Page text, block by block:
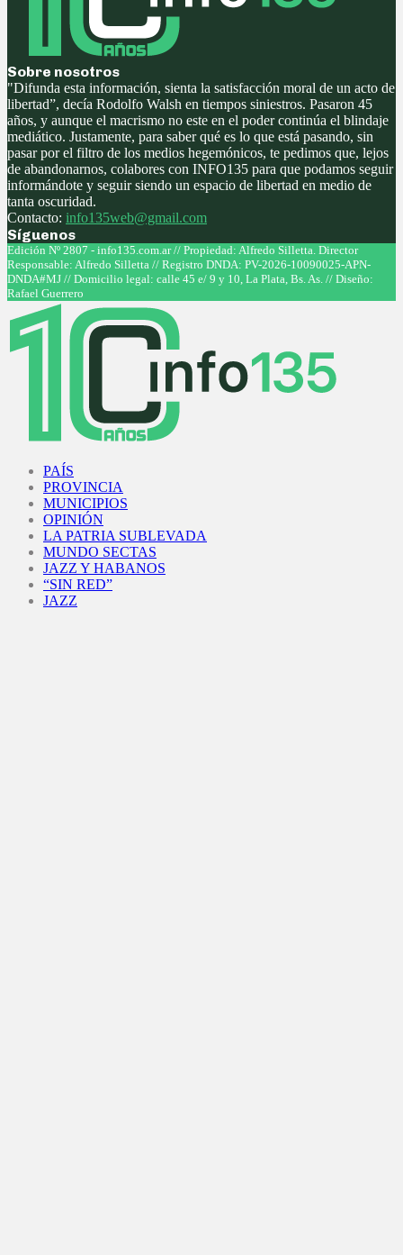
Sobre nosotros
"Difunda esta información, sienta la satisfacción moral de un acto de
libertad”, decía Rodolfo Walsh en tiempos siniestros. Pasaron 45
años, y aunque el macrismo no este en el poder continúa el blindaje
mediático. Justamente, para saber qué es lo que está pasando, sin
pasar por el filtro de los medios hegemónicos, te pedimos que, lejos
de abandonarnos, colabores con INFO135 para que podamos seguir
informándote y seguir siendo un espacio de libertad en medio de
tanta oscuridad.
Contacto: info135web@gmail.com
Síguenos
Facebook
Twitter
Instagram
Youtube
Edición Nº 2807 - info135.com.ar // Propiedad: Alfredo Silletta. Director
Responsable: Alfredo Silletta // Registro DNDA: PV-2026-10090025-APN-
DNDA#MJ // Domicilio legal: calle 45 e/ 9 y 10, La Plata, Bs. As. // Diseño:
Rafael Guerrero
PAÍS
PROVINCIA
MUNICIPIOS
OPINIÓN
LA PATRIA SUBLEVADA
MUNDO SECTAS
JAZZ Y HABANOS
“SIN RED”
JAZZ